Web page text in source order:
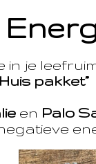
je
pakket”
en Palo